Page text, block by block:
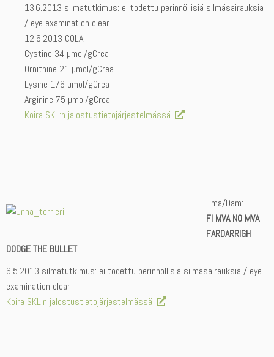
13.6.2013 silmätutkimus: ei todettu perinnöllisiä silmäsairauksia
/ eye examination clear
12.6.2013 COLA
Cystine 34 µmol/gCrea
Ornithine 21 µmol/gCrea
Lysine 176 µmol/gCrea
Arginine 75 µmol/gCrea
Koira SKL:n jalostustietojärjestelmässä
Emä/Dam:
FI MVA NO MVA
FARDARRIGH
DODGE THE BULLET
6.5.2013 silmätutkimus: ei todettu perinnöllisiä silmäsairauksia / eye
examination clear
Koira SKL:n jalostustietojärjestelmässä